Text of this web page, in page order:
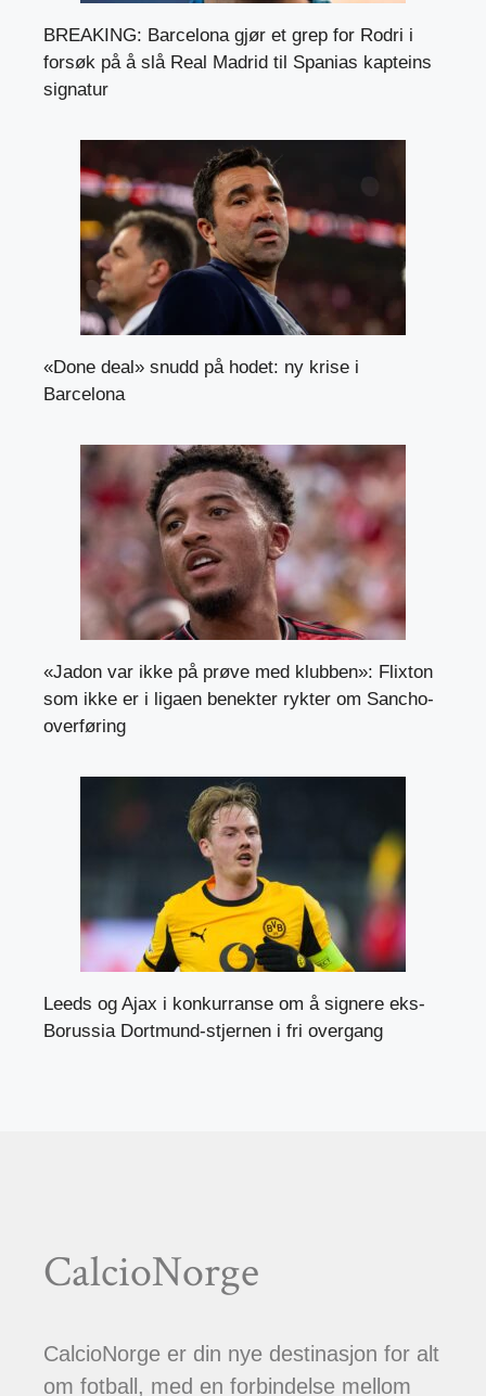
BREAKING: Barcelona gjør et grep for Rodri i
forsøk på å slå Real Madrid til Spanias kapteins
signatur
«Done deal» snudd på hodet: ny krise i
Barcelona
«Jadon var ikke på prøve med klubben»: Flixton
som ikke er i ligaen benekter rykter om Sancho-
overføring
Leeds og Ajax i konkurranse om å signere eks-
Borussia Dortmund-stjernen i fri overgang
CalcioNorge
CalcioNorge er din nye destinasjon for alt
om fotball, med en forbindelse mellom